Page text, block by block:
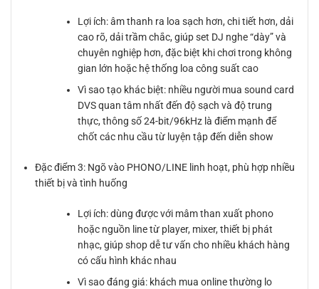
Lợi ích: âm thanh ra loa sạch hơn, chi tiết hơn, dải
cao rõ, dải trầm chắc, giúp set DJ nghe “dày” và
chuyên nghiệp hơn, đặc biệt khi chơi trong không
gian lớn hoặc hệ thống loa công suất cao
Vì sao tạo khác biệt: nhiều người mua sound card
DVS quan tâm nhất đến độ sạch và độ trung
thực, thông số 24-bit/96kHz là điểm mạnh để
chốt các nhu cầu từ luyện tập đến diễn show
Đặc điểm 3: Ngõ vào PHONO/LINE linh hoạt, phù hợp nhiều
thiết bị và tình huống
Lợi ích: dùng được với mâm than xuất phono
hoặc nguồn line từ player, mixer, thiết bị phát
nhạc, giúp shop dễ tư vấn cho nhiều khách hàng
có cấu hình khác nhau
Vì sao đáng giá: khách mua online thường lo